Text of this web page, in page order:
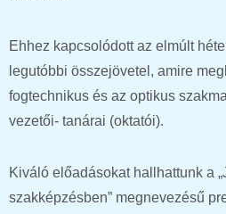
Ehhez kapcsolódott az elmúlt
legutóbbi összejövetel, amire
fogtechnikus és az optikus
vezetői- tanárai (oktatói).
Kiváló előadásokat hallhattunk a
szakképzésben” megnevezésű